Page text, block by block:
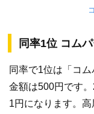
同率1位 コム
同率で1位は「コ
金額は500円です
1円になります。